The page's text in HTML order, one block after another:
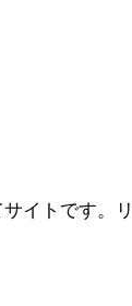
イトです。